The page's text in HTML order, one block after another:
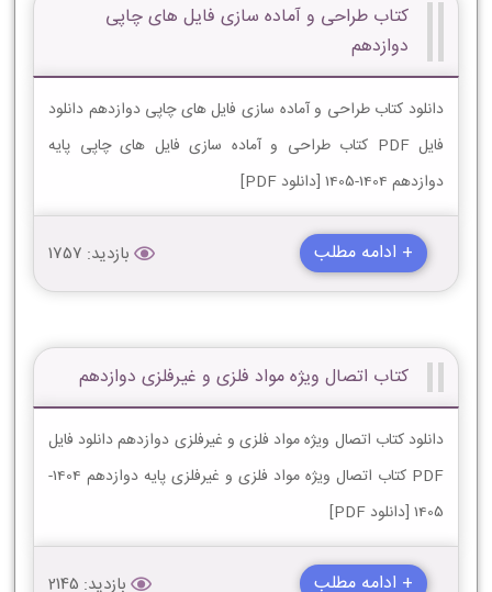
کتاب طراحی و آماده سازی فایل های چاپی
دوازدهم
دانلود کتاب طراحی و آماده سازی فایل های چاپی دوازدهم دانلود
فایل PDF کتاب طراحی و آماده سازی فایل های چاپی پایه
دوازدهم 1404-1405 [دانلود PDF]
+ ادامه مطلب بازدید: 1757
کتاب اتصال ویژه مواد فلزی و غیرفلزی دوازدهم
دانلود کتاب اتصال ویژه مواد فلزی و غیرفلزی دوازدهم دانلود فایل
PDF کتاب اتصال ویژه مواد فلزی و غیرفلزی پایه دوازدهم 1404-
1405 [دانلود PDF]
+ ادامه مطلب بازدید: 2145